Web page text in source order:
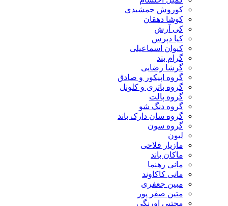
کوروش جمشیدی
کوشا دهقان
کی آرش
کیا دپرس
کیوان اسماعیلی
گرام بند
گرشا رضایی
گروه اپیکور و صادق
گروه باتری و کلونل
گروه پالت
گروه دنگ شو
گروه سان دارک باند
گروه سون
لیون
مازیار فلاحی
ماکان باند
مانی رهنما
مانی کاکاوند
مبین جعفری
متین صفر پور
مجتبی اورنگی